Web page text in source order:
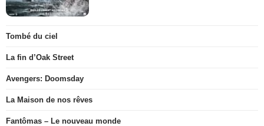
Tombé du ciel
La fin d’Oak Street
Avengers: Doomsday
La Maison de nos rêves
Fantômas – Le nouveau monde